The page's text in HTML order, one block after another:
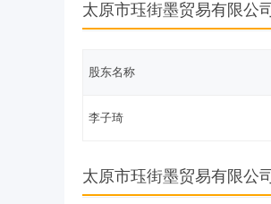
太原市珏街墨贸易有限公
股东名称
李子琦
太原市珏街墨贸易有限公